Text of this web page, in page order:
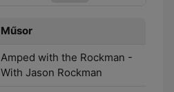
Műsor
Amped with the Rockman -
With Jason Rockman